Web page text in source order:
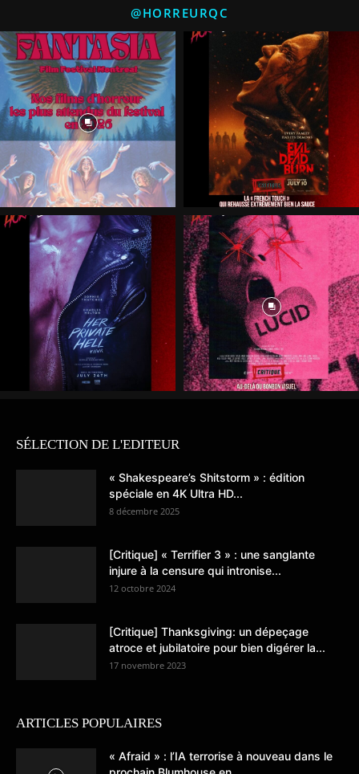
@HORREURQC
SÉLECTION DE L'EDITEUR
« Shakespeare’s Shitstorm » : édition
spéciale en 4K Ultra HD...
8 décembre 2025
[Critique] « Terrifier 3 » : une sanglante
injure à la censure qui intronise...
12 octobre 2024
[Critique] Thanksgiving: un dépeçage
atroce et jubilatoire pour bien digérer la...
17 novembre 2023
ARTICLES POPULAIRES
« Afraid » : l’IA terrorise à nouveau dans le